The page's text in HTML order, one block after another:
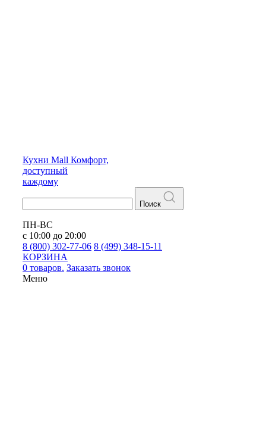
Кухни Mall Комфорт,
доступный
каждому
Поиск
ПН-ВС
с 10:00 до 20:00
8 (800) 302-77-06 8 (499) 348-15-11
КОРЗИНА
0 товаров. Заказать звонок
Меню